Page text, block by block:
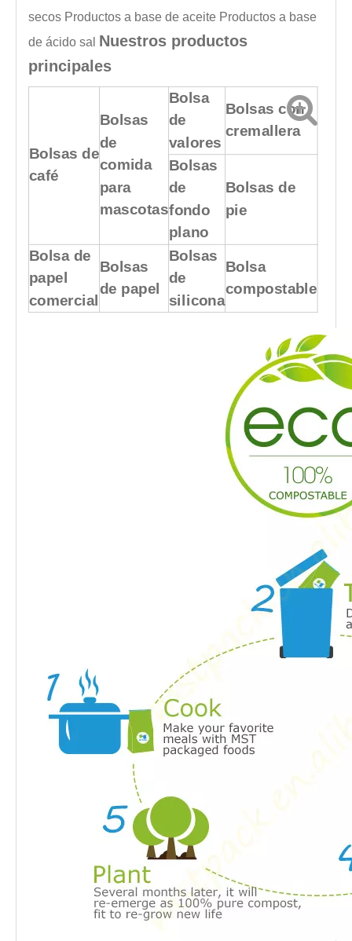
secos Productos a base de aceite Productos a base
de ácido sal Nuestros productos
principales
Bolsas de
café
Bolsas
de
comida
para
mascotas
Bolsa
de
valores
Bolsas con
cremallera
Bolsas
de
fondo
plano
Bolsas de
pie
Bolsa de
papel
comercial
Bolsas
de papel
Bolsas
de
silicona
Bolsa
compostable